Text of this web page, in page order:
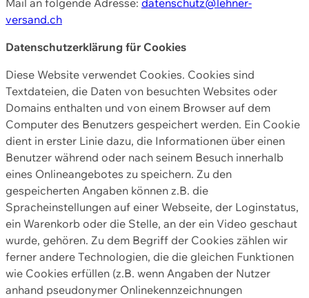
versand.ch
Datenschutzerklärung für Cookies
Diese Website verwendet Cookies. Cookies sind
Textdateien, die Daten von besuchten Websites oder
Domains enthalten und von einem Browser auf dem
Computer des Benutzers gespeichert werden. Ein Cookie
dient in erster Linie dazu, die Informationen über einen
Benutzer während oder nach seinem Besuch innerhalb
eines Onlineangebotes zu speichern. Zu den
gespeicherten Angaben können z.B. die
Spracheinstellungen auf einer Webseite, der Loginstatus,
ein Warenkorb oder die Stelle, an der ein Video geschaut
wurde, gehören. Zu dem Begriff der Cookies zählen wir
ferner andere Technologien, die die gleichen Funktionen
wie Cookies erfüllen (z.B. wenn Angaben der Nutzer
anhand pseudonymer Onlinekennzeichnungen